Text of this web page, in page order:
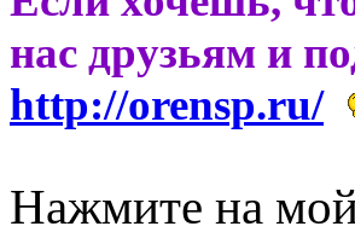
нас друзьям и
http://orensp.ru/
Нажмите на